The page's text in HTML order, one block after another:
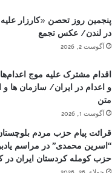
پنجمین روز تحصن «کارزار علیه
در لندن/ عکس تجمع
آگوست 2, 2026
اقدام مشترک علیه موج
و اعدام در ایران/ سازمان ها و
متن
آگوست 1, 2026
قرائت پیام حزب مردم
“اسرین محمدی” در مراسم
حزب کومله کردستان ایران در